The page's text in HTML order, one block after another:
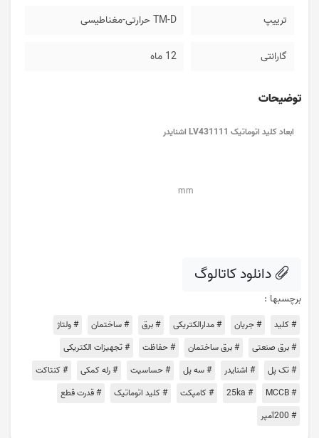
ترییپ TM-D حرارتی-مغناطیسی
گارانتی 12 ماه
توضیحات
ابعاد کلید اتوماتیک LV431111 اشنایدر
دانلود کاتالوگ
برچسبها :
# کلید # جریان # مدارالکتریکی # برق # ساختمان
# ولتاژ
# برق صنعتی
# برق ساختمان # حفاظت
# تجهیزات الکتریکی
# تک پل
# اشنایدر # سه پل # حساسیت # رله کمکی
# کنتاکت
# MCCB
# 25ka # کامپکت # کلید اتوماتیک
# قدرت قطع
# 200آمپر